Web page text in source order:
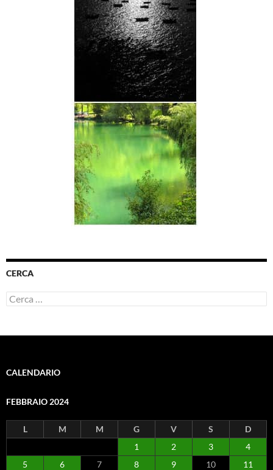
CERCA
Ricerca
per:
CALENDARIO
FEBBRAIO 2024
L M M G V S
D
1
2 3
4
5
6 7 8 9 10
11